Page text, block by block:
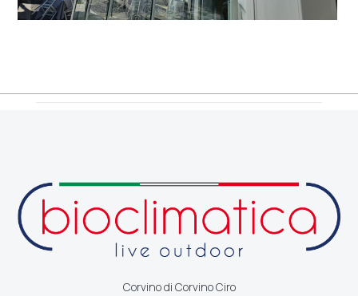
Corvino di Corvino Ciro